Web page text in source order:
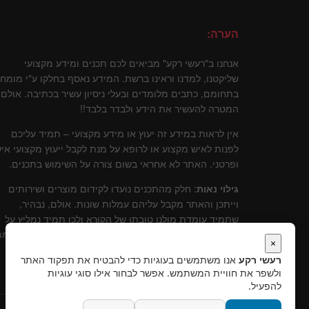
הערה:
אנחנו ב"רעשי רקע" מביאים לכם תכנים ומידע מקצועי
שליקטנו, למדנו וראינו ברשת. המידע נאסף בחלקו ע"י
בתחומם, כתבים מלומדים ובעלי ניסיון עשיר בכתיבה. אולם
המטרה להעשיר את הידע ולבדר בלבד!!
אין לראות במידע זה יעוץ או מידע מקצועי – תמיד עליכם
לפנות לאיש מקצוע או לרופא על מנת לקבל ייעוץ מקצועי
ופרטני. האתר לא אחראי בשום צורה על השימוש בתכנים.
גילוי נאות: חלק מהתכנים נועדו לקידום מוצרים ושירותים
וייתכן והאתר מקבל עליהם עמלות שונות. אולם, נבהיר,
שתמיד עומדת מולנו טובתו של הקורא ולכן תמיד נמליץ על
שירותים ומוצרים שלדעתינו עומדים בסטנרט איכותי
×
רעשי רקע אנו משתמשים בעוגיות כדי להבטיח את תפקוד האתר
ולשפר את חוויית המשתמש. אפשר לבחור אילו סוגי עוגיות
להפעיל.